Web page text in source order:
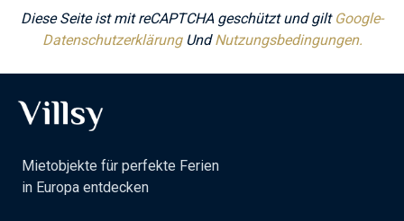
Diese Seite ist mit reCAPTCHA geschützt und gilt Google-
Datenschutzerklärung UndNutzungsbedingungen.
Mietobjekte für perfekte Ferien
in Europa entdecken